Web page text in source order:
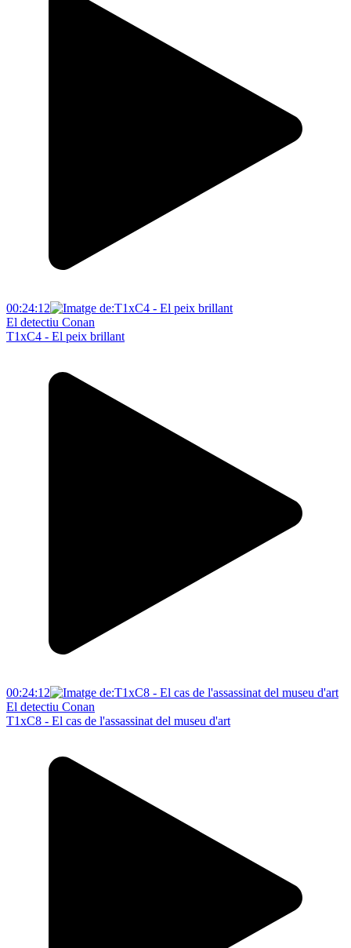
00:24:12
El detectiu Conan
T1xC4 - El peix brillant
00:24:12
El detectiu Conan
T1xC8 - El cas de l'assassinat del museu d'art